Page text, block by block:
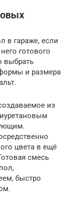
в гараже, если
готового
выбрать
и размера
из
цвета в ещё
смесь
быстро